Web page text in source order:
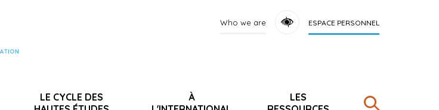
Who we are ESPACE PERSONNEL
LE CYCLE DES
À
LES